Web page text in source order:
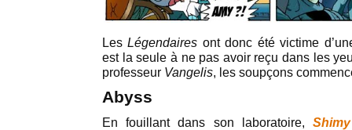
LesLégendaires ont donc été victime
est la seule à ne pas avoir reçu dans les
professeur Vangelis, les soupçons
Abyss
En fouillant dans son laboratoire,Shimy